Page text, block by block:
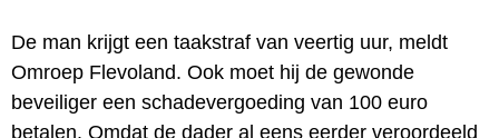
De man krijgt een taakstraf van veertig uur, meldt
Omroep Flevoland. Ook moet hij de gewonde
beveiliger een schadevergoeding van 100 euro
betalen. Omdat de dader al eens eerder veroordeeld